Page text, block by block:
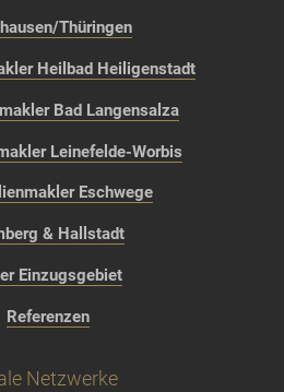
Thüringen
Heilbad Heiligenstadt
Bad Langensalza
Leinefelde-Worbis
Eschwege
& Hallstadt
Einzugsgebiet
Referenzen
Netzwerke